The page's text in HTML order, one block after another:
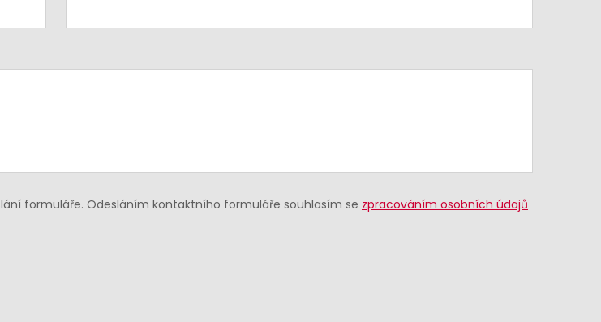
formuláře. Odesláním kontaktního formuláře souhlasím se zpracováním osobních údajů